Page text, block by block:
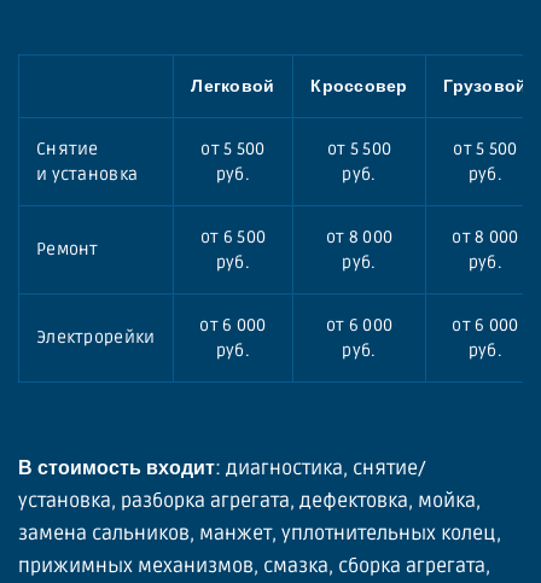
Легковой Кроссовер Грузовой
Снятие
и установка
от 5 500
руб.
от 5 500
руб.
от 5 500
руб.
Ремонт
от 6 500
руб.
от 8 000
руб.
от 8 000
руб.
Электрорейки
от 6 000
руб.
от 6 000
руб.
от 6 000
руб.
В стоимость входит: диагностика, снятие/
установка, разборка агрегата, дефектовка, мойка,
замена сальников, манжет, уплотнительных колец,
прижимных механизмов, смазка, сборка агрегата,